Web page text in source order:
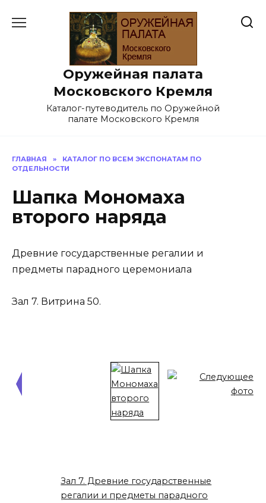
Оружейная палата
Московского Кремля
Каталог-путеводитель по Оружейной
палате Московского Кремля
ГЛАВНАЯ »
КАТАЛОГ ПО ВСЕМ ЭКСПОНАТАМ ПО
ОТДЕЛЬНОСТИ
Шапка Мономаха
второго наряда
Древние государственные регалии и
предметы парадного церемониала
Зал 7. Витрина 50.
Зал 7. Древние государственные
регалии и предметы парадного